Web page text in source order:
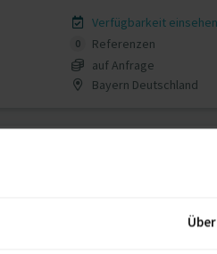
Verfügbarkeit einsehen
0
Referenzen
auf Anfrage
Bayern Deutschland